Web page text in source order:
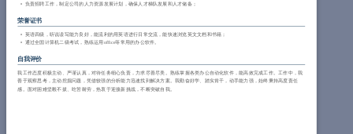
负责招聘工作，制定公司的人力资源发展计划，确保人才梯队发展和人才储备；
荣誉证书
英语四级，听说读写能力良好，能流利的用英语进行日常交流，能快速浏览英文文档和书籍；
通过全国计算机二级考试，熟练运用office等常用的办公软件。
自我评价
我工作态度积极主动、严谨认真，对待任务细心负责，力求尽善尽美。熟练掌握各类办公自动化软件，能高效完成工作。工作中，我
善于观察思考，主动挖掘问题，凭借较强的分析能力迅速找到解决方案。我勤奋好学、踏实肯干，动手能力强，始终秉持高度责任
感。面对困难坚毅不拔、吃苦耐劳，热衷于迎接新挑战，不断突破自我。